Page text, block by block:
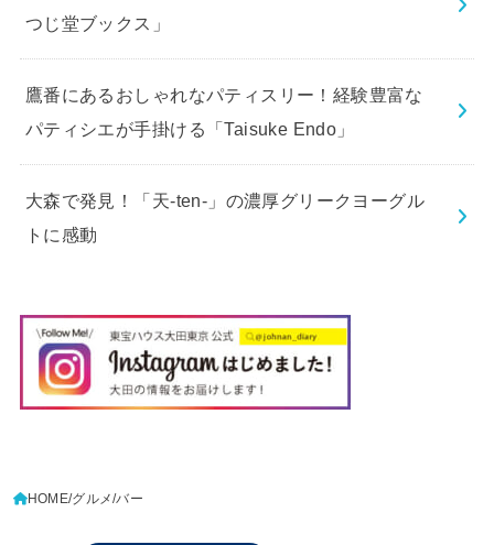
つじ堂ブックス」
鷹番にあるおしゃれなパティスリー！経験豊富な
パティシエが手掛ける「Taisuke Endo」
大森で発見！「天-ten-」の濃厚グリークヨーグル
トに感動
HOME グルメ バー